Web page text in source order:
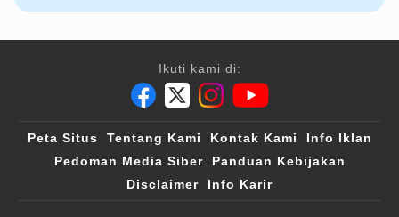
Ikuti kami di:
Peta Situs Tentang Kami Kontak Kami
Info Iklan
Pedoman Media Siber
Panduan Kebijakan
Disclaimer
Info Karir